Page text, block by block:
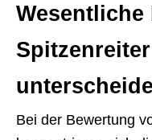
Wesentliche
Bei der Bewertung